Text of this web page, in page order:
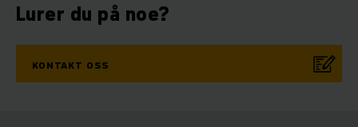
Lurer du på noe?
KONTAKT OSS